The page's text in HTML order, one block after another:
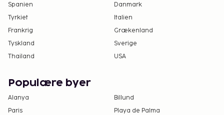
reservationsbekræftelsen for at medbringe
kæledyr (der pålægges et tillægsgebyr, som
kan findes i afsnittet om gebyrer).
Spanien
Danmark
Tyrkiet
Italien
Frankrig
Grækenland
Tyskland
Sverige
Thailand
USA
Populære byer
Alanya
Billund
Paris
Playa de Palma